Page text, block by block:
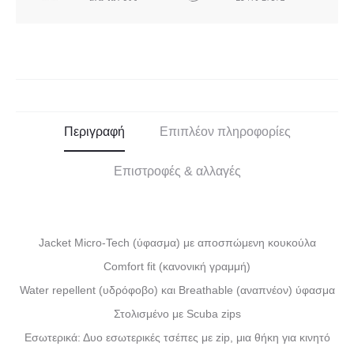
Περιγραφή Επιπλέον πληροφορίες
Επιστροφές & αλλαγές
Jacket Micro-Tech (ύφασμα) με αποσπώμενη κουκούλα
Comfort fit (κανονική γραμμή)
Water repellent (υδρόφοβο) και Breathable (αναπνέον) ύφασμα
Στολισμένο με Scuba zips
Εσωτερικά: Δυο εσωτερικές τσέπες με zip, μια θήκη για κινητό